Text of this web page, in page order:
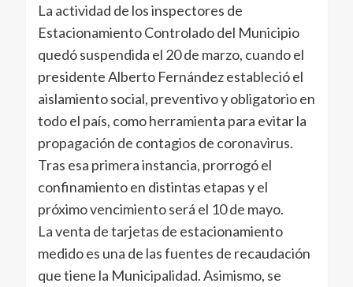
La actividad de los inspectores de
Estacionamiento Controlado del Municipio
quedó suspendida el 20 de marzo, cuando el
presidente Alberto Fernández estableció el
aislamiento social, preventivo y obligatorio en
todo el país, como herramienta para evitar la
propagación de contagios de coronavirus.
Tras esa primera instancia, prorrogó el
confinamiento en distintas etapas y el
próximo vencimiento será el 10 de mayo.
La venta de tarjetas de estacionamiento
medido es una de las fuentes de recaudación
que tiene la Municipalidad. Asimismo, se